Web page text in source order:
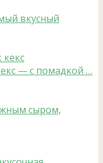
вкусный
— с помадкой …
сыром,